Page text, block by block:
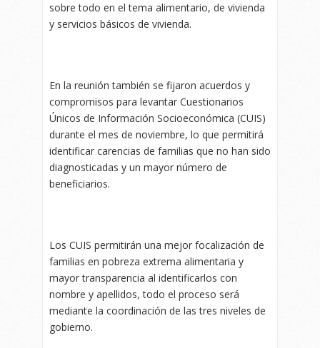
sobre todo en el tema alimentario, de vivienda
y servicios básicos de vivienda.
En la reunión también se fijaron acuerdos y
compromisos para levantar Cuestionarios
Únicos de Información Socioeconómica (CUIS)
durante el mes de noviembre, lo que permitirá
identificar carencias de familias que no han sido
diagnosticadas y un mayor número de
beneficiarios.
Los CUIS permitirán una mejor focalización de
familias en pobreza extrema alimentaria y
mayor transparencia al identificarlos con
nombre y apellidos, todo el proceso será
mediante la coordinación de las tres niveles de
gobierno.